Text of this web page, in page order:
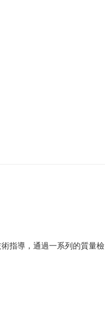
指導，通過一系列的質量檢